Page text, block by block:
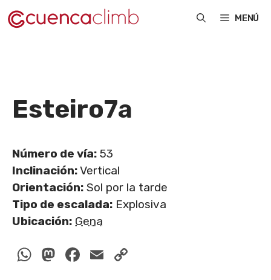
Saltar
al
MENÚ
Esteiro7a
Número de vía: 53
Inclinación:Vertical
Orientación: Sol por la tarde
Tipo de escalada: Explosiva
Ubicación: Gena
WhatsApp
Mastodon
Facebook
Email